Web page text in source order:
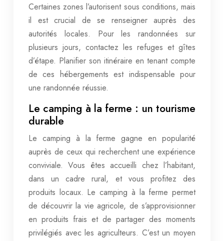
Certaines zones l’autorisent sous conditions, mais
il est crucial de se renseigner auprès des
autorités locales. Pour les randonnées sur
plusieurs jours, contactez les refuges et gîtes
d’étape. Planifier son itinéraire en tenant compte
de ces hébergements est indispensable pour
une randonnée réussie.
Le camping à la ferme : un tourisme
durable
Le camping à la ferme gagne en popularité
auprès de ceux qui recherchent une expérience
conviviale. Vous êtes accueilli chez l’habitant,
dans un cadre rural, et vous profitez des
produits locaux. Le camping à la ferme permet
de découvrir la vie agricole, de s’approvisionner
en produits frais et de partager des moments
privilégiés avec les agriculteurs. C’est un moyen